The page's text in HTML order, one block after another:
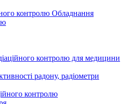
контролю Обладнання
контролю для медицини
радону, радіометри
контролю